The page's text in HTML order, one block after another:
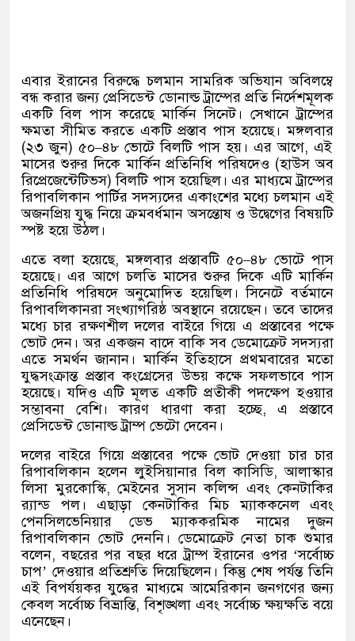
এবার ইরানের বিরুদ্ধে চলমান সামরিক অভিযান অবিলম্বে
বন্ধ করার জন্য প্রেসিডেন্ট ডোনাল্ড ট্রাম্পের প্রতি নির্দেশমূলক
একটি বিল পাস করেছে মার্কিন সিনেট। সেখানে ট্রাম্পের
ক্ষমতা সীমিত করতে একটি প্রস্তাব পাস হয়েছে। মঙ্গলবার
(২৩ জুন) ৫০–৪৮ ভোটে বিলটি পাস হয়। এর আগে, এই
মাসের শুরুর দিকে মার্কিন প্রতিনিধি পরিষদেও (হাউস অব
রিপ্রেজেন্টেটিভস)বিলটি পাস হয়েছিল। এর মাধ্যমে ট্রাম্পের
রিপাবলিকান পার্টির সদস্যদের একাংশের মধ্যে চলমান এই
অজনপ্রিয় যুদ্ধ নিয়ে ক্রমবর্ধমান অসন্তোষ ও উদ্বেগের বিষয়টি
স্পষ্ট হয়ে উঠল।
এতে বলা হয়েছে,মঙ্গলবার প্রস্তাবটি ৫০–৪৮ ভোটে পাস
হয়েছে। এর আগে চলতি মাসের শুরুর দিকে এটি মার্কিন
প্রতিনিধি পরিষদে অনুমোদিত হয়েছিল। সিনেটে বর্তমানে
রিপাবলিকানরা সংখ্যাগরিষ্ঠ অবস্থানে রয়েছেন। তবে তাদের
মধ্যে চার রক্ষণশীল দলের বাইরে গিয়ে এ প্রস্তাবের পক্ষে
ভোট দেন। অর একজন বাদে বাকি সব ডেমোক্রেট সদস্যরা
এতে সমর্থন জানান। মার্কিন ইতিহাসে প্রথমবারের মতো
যুদ্ধসংক্রান্ত প্রস্তাব কংগ্রেসের উভয় কক্ষে সফলভাবে পাস
হয়েছে। যদিও এটি মূলত একটি প্রতীকী পদক্ষেপ হওয়ার
সম্ভাবনা বেশি। কারণ ধারণা করা হচ্ছে,এ প্রস্তাবে
প্রেসিডেন্ট ডোনাল্ড ট্রাম্প ভেটো দেবেন।
দলের বাইরে গিয়ে প্রস্তাবের পক্ষে ভোট দেওয়া চার চার
রিপাবলিকান হলেন লুইসিয়ানার বিল কাসিডি,আলাস্কার
লিসা মুরকোস্কি, মেইনের সুসান কলিন্স এবং কেনটাকির
র‍্যান্ড পল। এছাড়া কেনটাকির মিচ ম্যাককনেল এবং
পেনসিলভেনিয়ার ডেভ ম্যাককরমিক নামের দুজন
রিপাবলিকান ভোট দেননি। ডেমোক্রেট নেতা চাক শুমার
বলেন,বছরের পর বছর ধরে ট্রাম্প ইরানের ওপর‘সর্বোচ্চ
চাপ’ দেওয়ার প্রতিশ্রুতি দিয়েছিলেন। কিন্তু শেষ পর্যন্ত তিনি
এই বিপর্যয়কর যুদ্ধের মাধ্যমে আমেরিকান জনগণের জন্য
কেবল সর্বোচ্চ বিভ্রান্তি,বিশৃঙ্খলা এবং সর্বোচ্চ ক্ষয়ক্ষতি বয়ে
এনেছেন।